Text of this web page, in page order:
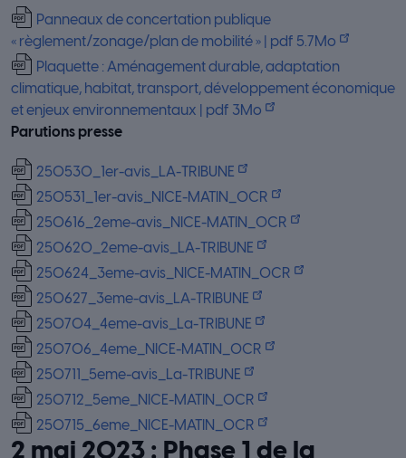
Panneaux de concertation publique
« règlement/zonage/plan de mobilité » | pdf 5.7Mo
Plaquette : Aménagement durable, adaptation
climatique, habitat, transport, développement économique
et enjeux environnementaux | pdf 3Mo
Parutions presse
250530_1er-avis_LA-TRIBUNE
250531_1er-avis_NICE-MATIN_OCR
250616_2eme-avis_NICE-MATIN_OCR
250620_2eme-avis_LA-TRIBUNE
250624_3eme-avis_NICE-MATIN_OCR
250627_3eme-avis_LA-TRIBUNE
250704_4eme-avis_La-TRIBUNE
250706_4eme_NICE-MATIN_OCR
250711_5eme-avis_La-TRIBUNE
250712_5eme_NICE-MATIN_OCR
250715_6eme_NICE-MATIN_OCR
2 mai 2023 : Phase 1 de la